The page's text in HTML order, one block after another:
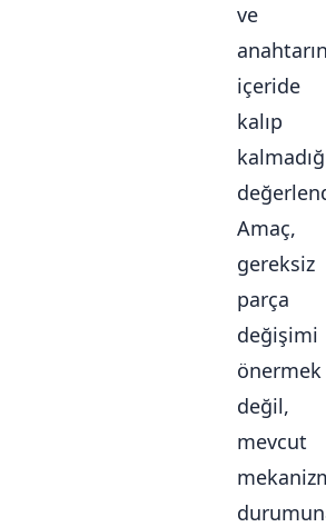
ve
içeride
kalıp
Amaç,
gereksiz
parça
değişimi
önermek
değil,
mevcut